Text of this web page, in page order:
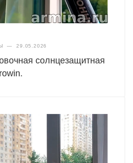
— 29.05.2026
солнцезащитная